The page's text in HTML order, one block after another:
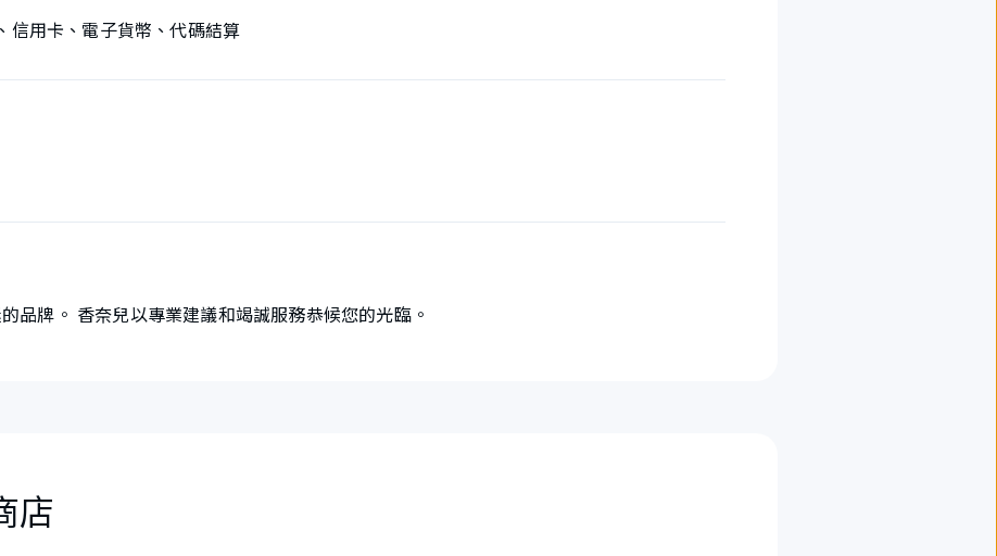
信用卡、電子貨幣、代碼結算
品牌。 香奈兒以專業建議和竭誠服務恭候您的光臨。
店